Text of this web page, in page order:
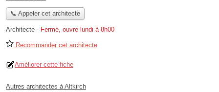
📞 Appeler cet architecte
Architecte - Fermé, ouvre lundi à 8h00
Recommander cet architecte
Améliorer cette fiche
Autres architectes à Altkirch